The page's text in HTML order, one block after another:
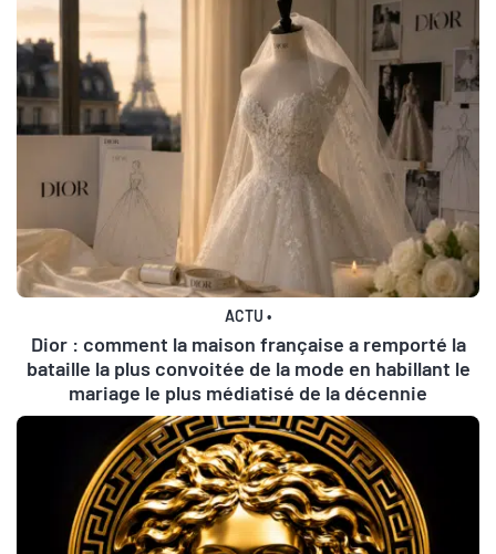
ACTU •
Dior : comment la maison française a remporté la
bataille la plus convoitée de la mode en habillant le
mariage le plus médiatisé de la décennie